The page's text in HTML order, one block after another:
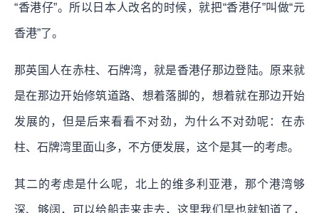
“香港仔”。所以日本人改名的时候，就把“香港仔”叫做“元
香港”了。
那英国人在赤柱、石牌湾，就是香港仔那边登陆。原来就
是在那边开始修筑道路、想着落脚的，想着就在那边开始
发展的，但是后来看看不对劲，为什么不对劲呢：在赤
柱、石牌湾里面山多，不方便发展，这个是其一的考虑。
其二的考虑是什么呢，北上的维多利亚港，那个港湾够
深、够阔，可以给船走来走去，这里我们早也就知道了，